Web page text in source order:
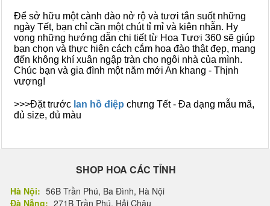
Để sở hữu một cành đào nở rộ và tươi tắn suốt những
ngày Tết, bạn chỉ cần một chút tỉ mỉ và kiên nhẫn. Hy
vọng những hướng dẫn chi tiết từ Hoa Tươi 360 sẽ giúp
bạn chọn và thực hiện cách cắm hoa đào thật đẹp, mang
đến không khí xuân ngập tràn cho ngôi nhà của mình.
Chúc bạn và gia đình một năm mới An khang - Thịnh
vượng!
>>>Đặt trước lan hồ điệp chưng Tết - Đa dạng mẫu mã,
đủ size, đủ màu
SHOP HOA CÁC TỈNH
Hà Nội: 56B Trần Phú, Ba Đình, Hà Nội
Đà Nẵng: 271B Trần Phú, Hải Châu